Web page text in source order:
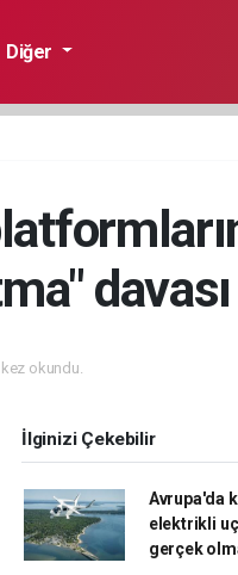
Diğer
davası
okundu.
İlginizi Çekebilir
Avrupa'da
elektrikli
gerçek